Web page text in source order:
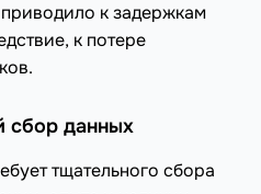
к задержкам
к потере
сбор данных
тщательного сбора